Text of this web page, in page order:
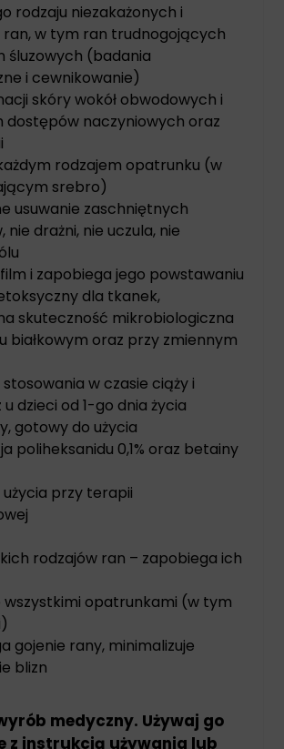
rodzaju niezakażonych i
ran, w tym ran trudnogojących
śluzowych (badania
i cewnikowanie)
skóry wokół obwodowych i
naczyniowych oraz
rodzajem opatrunku (w
srebro)
usuwanie zaschniętnych
drażni, nie uczula, nie
i zapobiega jego powstawaniu
dla tkanek,
skuteczność mikrobiologiczna
białkowym oraz przy zmiennym
w czasie ciąży i
dzieci od 1-go dnia życia
gotowy do użycia
poliheksanidu 0,1% oraz betainy
użycia przy terapii
rodzajów ran – zapobiega ich
wszystkimi opatrunkami (w tym
gojenie rany, minimalizuje
blizn
medyczny. Używaj go
z instrukcją używania lub